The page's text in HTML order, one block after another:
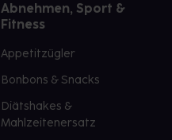
Abnehmen, Sport &
Fitness
Appetitzügler
Bonbons & Snacks
Diätshakes &
Mahlzeitenersatz